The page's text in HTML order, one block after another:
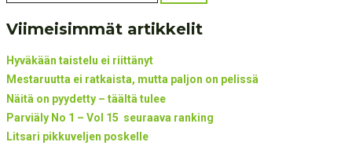
Viimeisimmät artikkelit
Hyväkään taistelu ei riittänyt
Mestaruutta ei ratkaista, mutta paljon on pelissä
Näitä on pyydetty – täältä tulee
Parviäly No 1 – Vol 15 seuraava ranking
Litsari pikkuveljen poskelle